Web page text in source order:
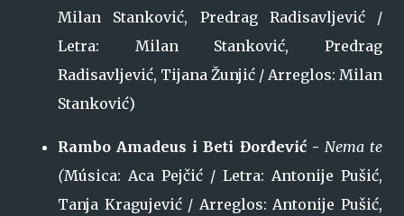
Milan Stanković, Predrag Radisavljević /
Letra: Milan Stanković, Predrag
Radisavljević, Tijana Žunjić / Arreglos: Milan
Stanković)
Rambo Amadeus i Beti Đorđević - Nema te
(Música: Aca Pejčić / Letra: Antonije Pušić,
Tanja Kragujević / Arreglos: Antonije Pušić,